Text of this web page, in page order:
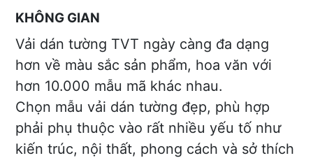
KHÔNG GIAN
Vải dán tường TVT ngày càng đa dạng
hơn về màu sắc sản phẩm, hoa văn với
hơn 10.000 mẫu mã khác nhau.
Chọn mẫu vải dán tường đẹp, phù hợp
phải phụ thuộc vào rất nhiều yếu tố như
kiến trúc, nội thất, phong cách và sở thích